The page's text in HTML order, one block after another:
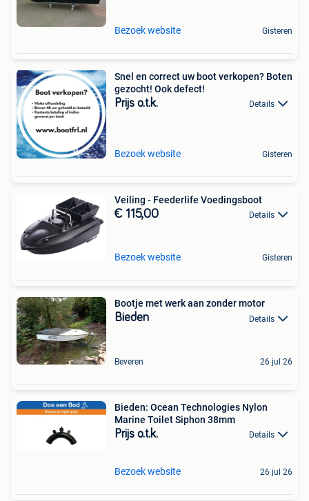
Bezoek website Gisteren
Snel en correct uw boot verkopen? Boten
gezocht! Ook defect!
Prijs o.t.k. Details
Bezoek website Gisteren
Veiling - Feederlife Voedingsboot
€ 115,00 Details
Bezoek website Gisteren
Bootje met werk aan zonder motor
Bieden Details
Beveren 26 jul 26
Bieden: Ocean Technologies Nylon
Marine Toilet Siphon 38mm
Prijs o.t.k. Details
Bezoek website 26 jul 26